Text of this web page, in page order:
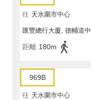
往 天水圍市中心
匯豐總行大廈, 德輔道中
距離 180m
969B
往 天水圍市中心